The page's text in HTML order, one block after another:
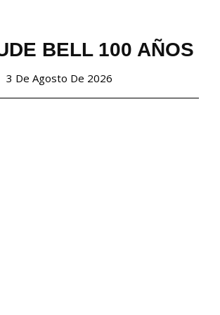
BELL 100 AÑOS
3 De Agosto De 2026